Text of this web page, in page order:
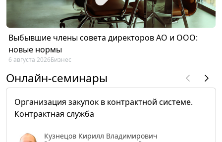
Выбывшие члены совета директоров АО и ООО:
новые нормы
6 августа 2026Бизнес
Онлайн-семинары
Организация закупок в контрактной системе.
Контрактная служба
Кузнецов Кирилл Владимирович